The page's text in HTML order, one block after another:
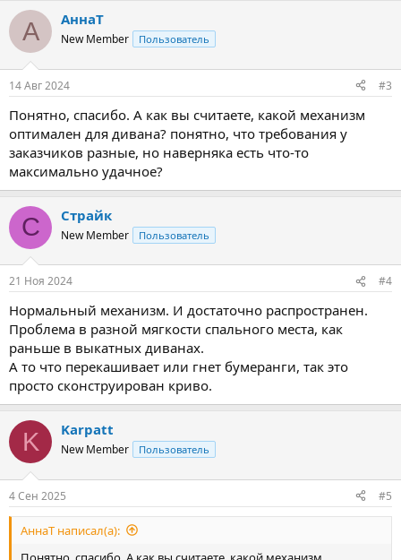
к
и
А АннаТ
New Member Пользователь
14 Авг 2024 #3
Понятно, спасибо. А как вы считаете, какой механизм
оптимален для дивана? понятно, что требования у
заказчиков разные, но наверняка есть что-то
максимально удачное?
С Страйк
New Member Пользователь
21 Ноя 2024 #4
Нормальный механизм. И достаточно распространен.
Проблема в разной мягкости спального места, как
раньше в выкатных диванах.
А то что перекашивает или гнет бумеранги, так это
просто сконструирован криво.
K Karpatt
New Member Пользователь
4 Сен 2025 #5
АннаТ написал(а):